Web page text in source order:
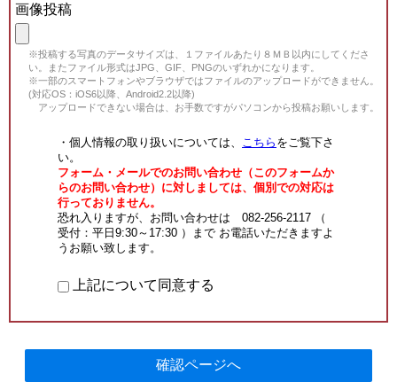
画像投稿
※投稿する写真のデータサイズは、１ファイルあたり８ＭＢ以内にしてくださ
い。またファイル形式はJPG、GIF、PNGのいずれかになります。
※一部のスマートフォンやブラウザではファイルのアップロードができません。
(対応OS：iOS6以降、Android2.2以降)
アップロードできない場合は、お手数ですがパソコンから投稿お願いします。
・個人情報の取り扱いについては、 こちら をご覧下さ
い。
フォーム・メールでのお問い合わせ（このフォームか
らのお問い合わせ）に対しましては、個別での対応は
行っておりません。
恐れ入りますが、お問い合わせは 082-256-2117 （
受付：平日9:30～17:30 ）まで お電話いただきますよ
うお願い致します。
上記について同意する
確認ページへ